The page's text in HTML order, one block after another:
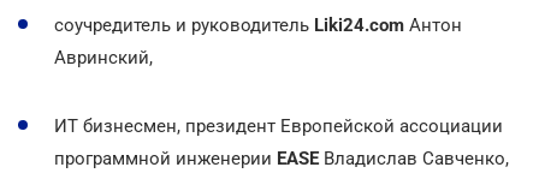
соучредитель и руководитель Liki24.com Антон
Авринский,
ИТ бизнесмен, президент Европейской ассоциации
программной инженерии EASE Владислав Савченко,